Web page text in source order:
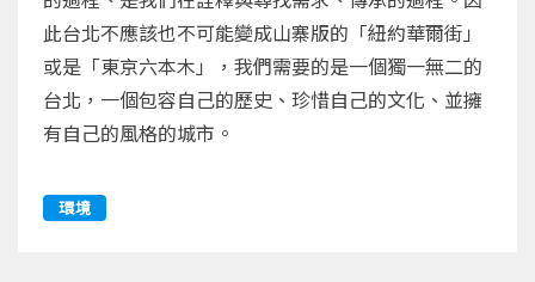
此台北不應該也不可能變成山寨版的「紐約華爾街」
或是「東京六本木」，我們需要的是一個獨一無二的
台北，一個包容自己的歷史、珍惜自己的文化、並擁
有自己的風格的城市。
環境